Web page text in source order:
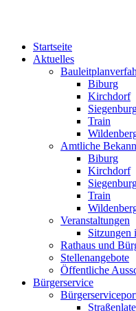
Startseite
Aktuelles
Biburg
Kirchdorf
Train
Amtliche
Biburg
Kirchdorf
Train
Veranstaltungen
Sitzungen
Rathaus und
Stellenangebote
Öffentliche
Bürgerservice